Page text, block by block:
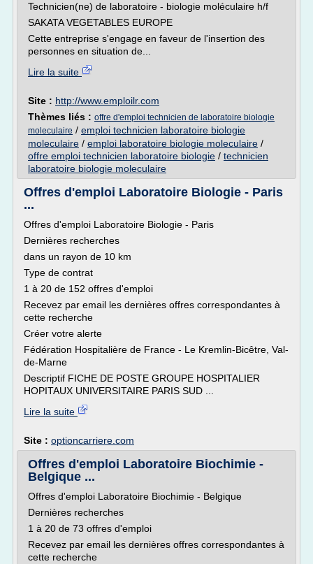
Technicien(ne) de laboratoire - biologie moléculaire h/f
SAKATA VEGETABLES EUROPE
Cette entreprise s'engage en faveur de l'insertion des
personnes en situation de...
Lire la suite
Site : http://www.emploilr.com
Thèmes liés : offre d'emploi technicien de laboratoire biologie
moleculaire / emploi technicien laboratoire biologie
moleculaire / emploi laboratoire biologie moleculaire /
offre emploi technicien laboratoire biologie / technicien
laboratoire biologie moleculaire
Offres d'emploi Laboratoire Biologie - Paris
...
Offres d'emploi Laboratoire Biologie - Paris
Dernières recherches
dans un rayon de 10 km
Type de contrat
1 à 20 de 152 offres d'emploi
Recevez par email les dernières offres correspondantes à
cette recherche
Créer votre alerte
Fédération Hospitalière de France - Le Kremlin-Bicêtre, Val-
de-Marne
Descriptif FICHE DE POSTE GROUPE HOSPITALIER
HOPITAUX UNIVERSITAIRE PARIS SUD ...
Lire la suite
Site : optioncarriere.com
Offres d'emploi Laboratoire Biochimie -
Belgique ...
Offres d'emploi Laboratoire Biochimie - Belgique
Dernières recherches
1 à 20 de 73 offres d'emploi
Recevez par email les dernières offres correspondantes à
cette recherche